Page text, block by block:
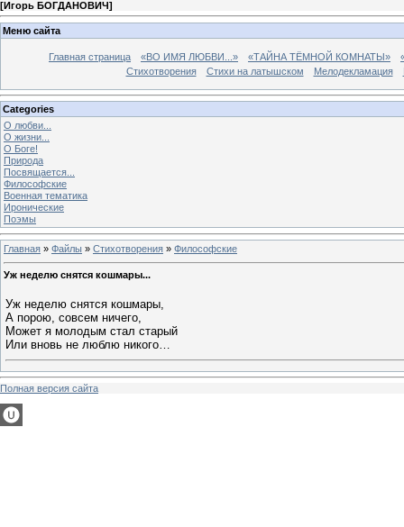
[Игорь БОГДАНОВИЧ]
Меню сайта
Главная страница «ВО ИМЯ ЛЮБВИ...» «ТАЙНА ТЁМНОЙ КОМНАТЫ»
Стихотворения
Стихи на латышском Мелодекламация
Categories
О любви...
О жизни...
О Боге!
Природа
Посвящается...
Философские
Военная тематика
Иронические
Поэмы
Главная » Файлы » Стихотворения » Философские
Уж неделю снятся кошмары...
Уж неделю снятся кошмары,
А порою, совсем ничего,
Может я молодым стал старый
Или вновь не люблю никого…
Полная версия сайта